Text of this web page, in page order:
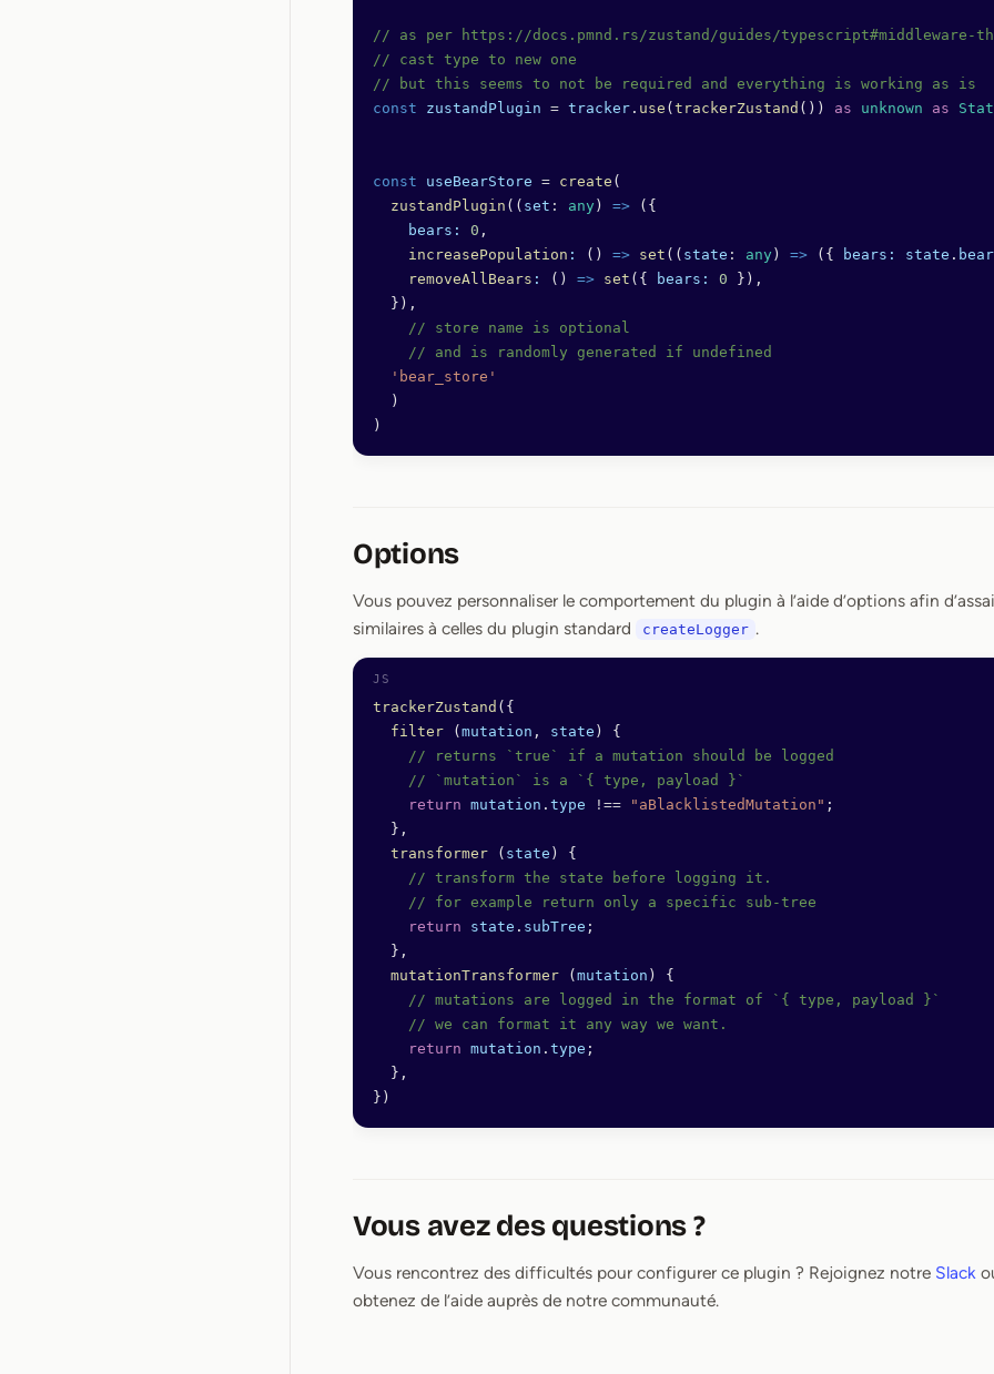
// as per https://docs.pmnd.rs/zustand/guides/typescript#middleware-
// cast type to new one
// but this seems to not be required and everything is working as is
const zustandPlugin = tracker . use ( trackerZustand ()) as unknown as
const useBearStore = create (
  zustandPlugin
(( set : any ) => ({
    bears:
0 ,
    increasePopulation
: () => set (( state : any ) => ({ bears: state .
    removeAllBears
: () => set ({ bears: 0 }),
  }),
    // store name is optional
    // and is randomly generated if undefined
  'bear_store'
  )
)
Options
Vous pouvez personnaliser le comportement du plugin à l’aide d’options afin
similaires à celles du plugin standard
createLogger .
trackerZustand ({
  filter
( mutation , state ) {
    // returns `true` if a mutation should be logged
    // `mutation` is a `{ type, payload }`
    return
mutation . type !== "aBlacklistedMutation" ;
  },
  transformer
( state ) {
    // transform the state before logging it.
    // for example return only a specific sub-tree
    return
state . subTree ;
  },
  mutationTransformer
( mutation ) {
    // mutations are logged in the format of `{ type, payload }`
    // we can format it any way we want.
    return
mutation . type ;
  },
})
Vous avez des questions ?
Vous rencontrez des difficultés pour configurer ce plugin ? Rejoignez notre Slack
obtenez de l’aide auprès de notre communauté.